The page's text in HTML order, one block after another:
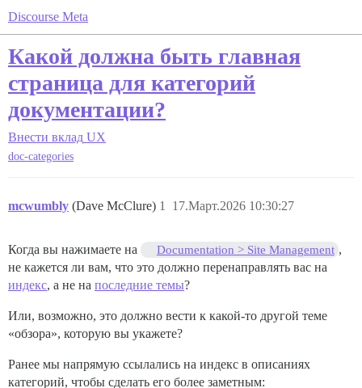
Discourse Meta
Какой должна быть главная
страница для категорий
документации?
Внести вклад UX
doc-categories
mcwumbly (Dave McClure) 17.Март.2026 10:30:27
1
Когда вы нажимаете на Documentation > Site Management ,
не кажется ли вам, что это должно перенаправлять вас на
индекс, а не на последние темы?
Или, возможно, это должно вести к какой-то другой теме
«обзора», которую вы укажете?
Ранее мы напрямую ссылались на индекс в описаниях
категорий, чтобы сделать его более заметным: